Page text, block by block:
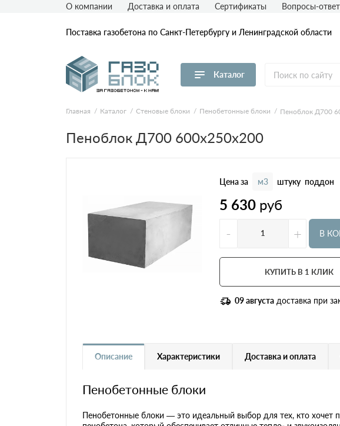
Поставка газобетона по Санкт-Петербургу и Ленинградской области
Каталог
Газобетон ЛСР
Газобетон Аэрок
Газобетон ЕвроАэроБетон
Газобетон Ytong (Ютонг)
Газобетон Бонолит
Газобетон Могилевский
D200
D600
О компании Доставка и оплата Сертификаты Вопросы-
Главная Каталог Стеновые блоки Пенобетонные блоки Пеноблок Д700
Пеноблок Д700 600х250х200
Цена за м3 штуку поддон
5 630 руб
-
+ В
КУПИТЬ В 1 КЛИК
09 августа доставка при
Описание Характеристики Доставка и оплата
Пенобетонные блоки
Пенобетонные блоки — это идеальный выбор для тех, кто хочет